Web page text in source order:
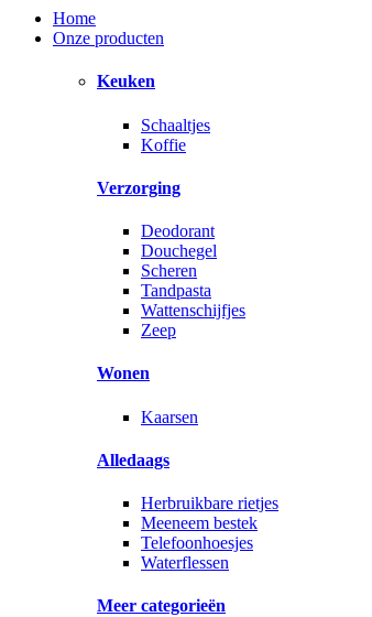
Home
Onze producten
Keuken
Schaaltjes
Koffie
Verzorging
Deodorant
Douchegel
Scheren
Tandpasta
Wattenschijfjes
Zeep
Wonen
Kaarsen
Alledaags
Herbruikbare rietjes
Meeneem bestek
Telefoonhoesjes
Waterflessen
Meer categorieën